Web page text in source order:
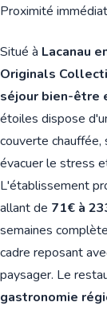
Proximité
Situé à Lacanau
Originals
séjour bien-être
étoiles dispose
couverte chauffée,
évacuer le stress
L'établissement
allant de 71€ à
semaines
cadre reposant
paysager. Le
gastronomie